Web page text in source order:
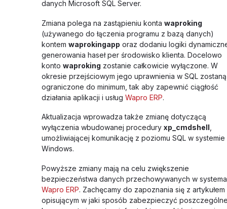
danych Microsoft SQL Server.
Zmiana polega na zastąpieniu konta waproking
(używanego do łączenia programu z bazą danych)
kontem waprokingapp oraz dodaniu logiki
generowania haseł per środowisko klienta. Docelowo
konto waproking zostanie całkowicie wyłączone. W
okresie przejściowym jego uprawnienia w SQL zostaną
ograniczone do minimum, tak aby zapewnić ciągłość
działania aplikacji i usług Wapro ERP.
Aktualizacja wprowadza także zmianę dotyczącą
wyłączenia wbudowanej procedury xp_cmdshell
umożliwiającej komunikację z poziomu SQL w systemie
Windows.
Powyższe zmiany mają na celu zwiększenie
bezpieczeństwa danych przechowywanych w
Wapro ERP. Zachęcamy do zapoznania się z artykułem
opisującym w jaki sposób zabezpieczyć